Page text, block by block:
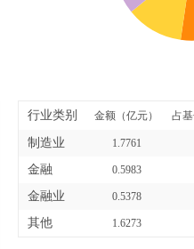
行业类别 金额（亿元） 占
制造业 1.7761
金融 0.5983
金融业 0.5378
其他 1.6273